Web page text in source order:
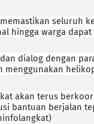
seluruh
hingga warga
dialog dengan
menggunakan
akan terus
bantuan berjalan